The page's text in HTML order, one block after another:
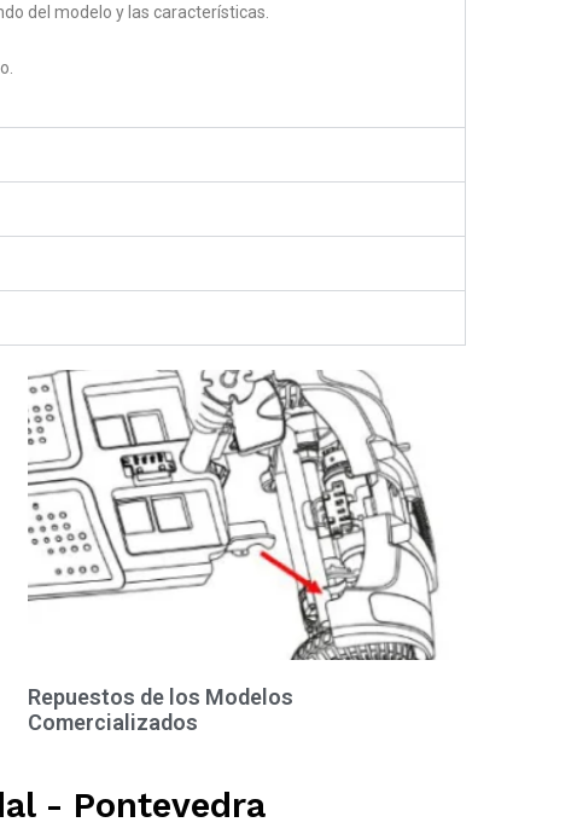
del modelo y las características.
Repuestos de los Modelos
Comercializados
- Pontevedra